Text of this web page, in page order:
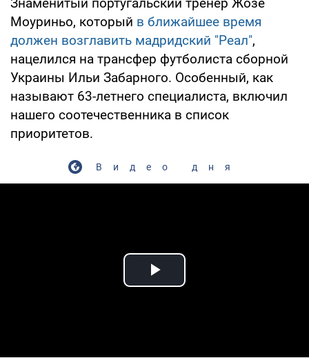
Моуриньо, который в ближайшее время
должен возглавить мадридский "Реал",
нацелился на трансфер футболиста сборной
Украины Ильи Забарного. Особенный, как
называют 63-летнего специалиста, включил
нашего соотечественника в список
приоритетов.
Видео дня
Play Video